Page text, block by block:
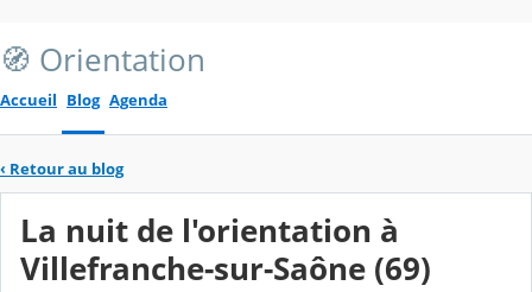
🧭 Orientation
Accueil Blog Agenda
‹ Retour au blog
La nuit de l'orientation à
Villefranche-sur-Saône (69)